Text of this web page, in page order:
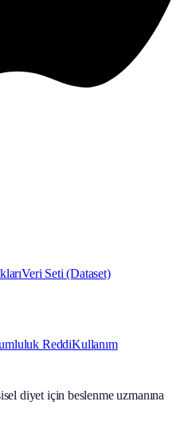
Veri Seti (Dataset)
ReddiKullanım
diyet için beslenme uzmanına